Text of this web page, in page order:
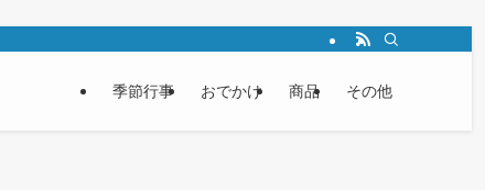
季節行事 おでかけ 商品 その他